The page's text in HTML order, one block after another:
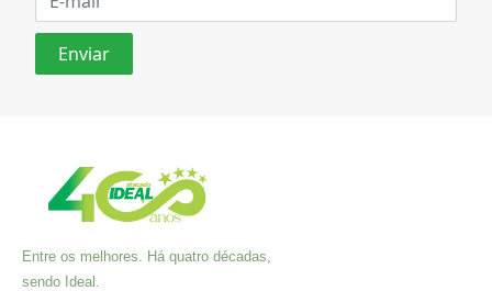
Entre os melhores. Há quatro décadas,
sendo Ideal.